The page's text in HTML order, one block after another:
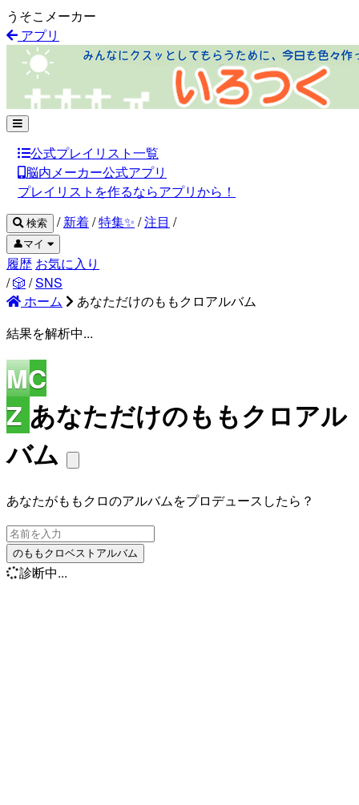
うそこメーカー
アプリ
公式プレイリスト一覧
脳内メーカー公式アプリ
プレイリストを作るならアプリから！
検索 / 新着/特集✨ /注目 /
👤マイ
履歴 お気に入り
/🎲 /SNS
ホーム
あなただけのももクロアルバム
結果を解析中...
MC
Z あなただけのももクロアル
バム
あなたがももクロのアルバムをプロデュースしたら？
のももクロベストアルバム
診断中...